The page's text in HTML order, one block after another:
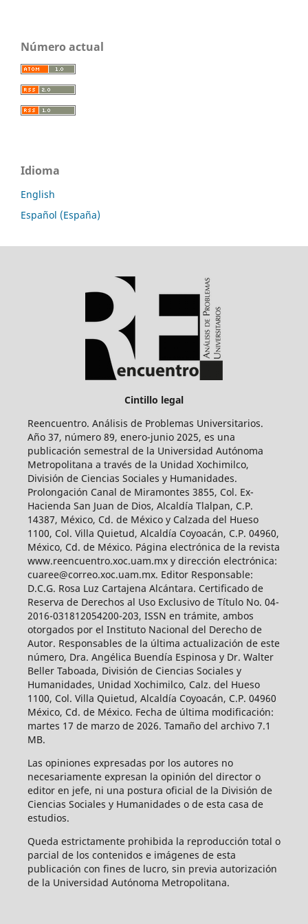
Número actual
Idioma
English
Español (España)
Cintillo legal
Reencuentro. Análisis de Problemas Universitarios.
Año 37, número 89, enero-junio 2025, es una
publicación semestral de la Universidad Autónoma
Metropolitana a través de la Unidad Xochimilco,
División de Ciencias Sociales y Humanidades.
Prolongación Canal de Miramontes 3855, Col. Ex-
Hacienda San Juan de Dios, Alcaldía Tlalpan, C.P.
14387, México, Cd. de México y Calzada del Hueso
1100, Col. Villa Quietud, Alcaldía Coyoacán, C.P. 04960,
México, Cd. de México. Página electrónica de la revista
www.reencuentro.xoc.uam.mx y dirección electrónica:
cuaree@correo.xoc.uam.mx. Editor Responsable:
D.C.G. Rosa Luz Cartajena Alcántara. Certificado de
Reserva de Derechos al Uso Exclusivo de Título No. 04-
2016-031812054200-203, ISSN en trámite, ambos
otorgados por el Instituto Nacional del Derecho de
Autor. Responsables de la última actualización de este
número, Dra. Angélica Buendía Espinosa y Dr. Walter
Beller Taboada, División de Ciencias Sociales y
Humanidades, Unidad Xochimilco, Calz. del Hueso
1100, Col. Villa Quietud, Alcaldía Coyoacán, C.P. 04960
México, Cd. de México. Fecha de última modificación:
martes 17 de marzo de 2026. Tamaño del archivo 7.1
MB.
Las opiniones expresadas por los autores no
necesariamente expresan la opinión del director o
editor en jefe, ni una postura oficial de la División de
Ciencias Sociales y Humanidades o de esta casa de
estudios.
Queda estrictamente prohibida la reproducción total o
parcial de los contenidos e imágenes de esta
publicación con fines de lucro, sin previa autorización
de la Universidad Autónoma Metropolitana.